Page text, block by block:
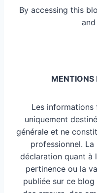
By accessing this
MENTIONS
Les
uniquement
générale et ne
professionnel.
déclaration quant à
pertinence ou la
publiée sur ce